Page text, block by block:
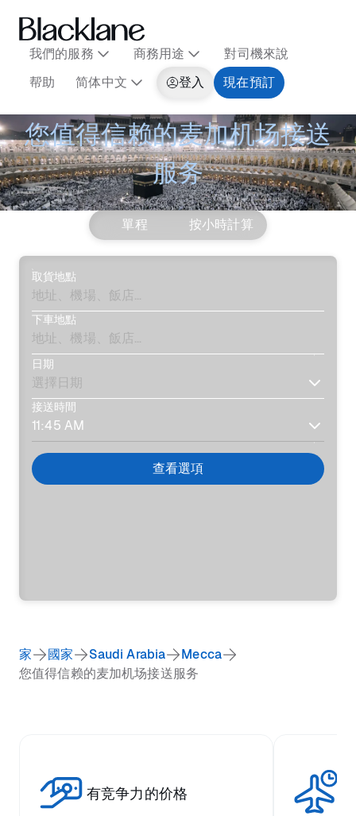
我們的服務 商務用途
對司機來說
帮助
简体中文 登入 現在預訂
您值得信赖的麦加机场接送
服务
單程 按小時計算
取貨地點
下車地點
日期
接送時間
查看選項
家 國家 Saudi Arabia
Mecca
您值得信赖的麦加机场接送服务
有竞争力的价格